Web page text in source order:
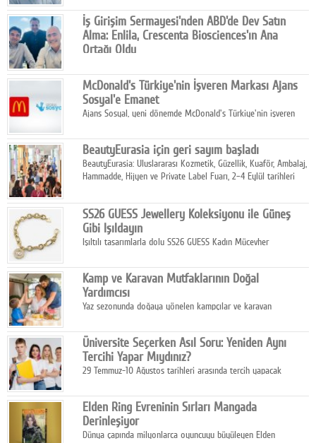
İş Girişim Sermayesi'nden ABD'de Dev Satın
Alma: Enlila, Crescenta Biosciences'ın Ana
Ortağı Oldu
stratejisini uluslararası ölçeğe taşıyan satın alma hamlesini
tamamladı.
McDonald's Türkiye'nin İşveren Markası Ajans
Sosyal'e Emanet
Ajans Sosyal, yeni dönemde McDonald's Türkiye'nin işveren
BeautyEurasia için geri sayım başladı
BeautyEurasia: Uluslararası Kozmetik, Güzellik, Kuaför, Ambalaj,
Hammadde, Hijyen ve Private Label Fuarı, 2–4 Eylül tarihleri
SS26 GUESS Jewellery Koleksiyonu ile Güneş
Gibi Işıldayın
Işıltılı tasarımlarla dolu SS26 GUESS Kadın Mücevher
dokunuşunu taşıyor.
Kamp ve Karavan Mutfaklarının Doğal
Yardımcısı
Yaz sezonunda doğaya yönelen kampçılar ve karavan
temizlik sağlayan, çevreye duyarlı bitkisel içerikli ürünleri tercih
ediyor.
Üniversite Seçerken Asıl Soru: Yeniden Aynı
Tercihi Yapar Mıydınız?
29 Temmuz-10 Ağustos tarihleri arasında tercih yapacak
Elden Ring Evreninin Sırları Mangada
Derinleşiyor
Dünya çapında milyonlarca oyuncuyu büyüleyen Elden